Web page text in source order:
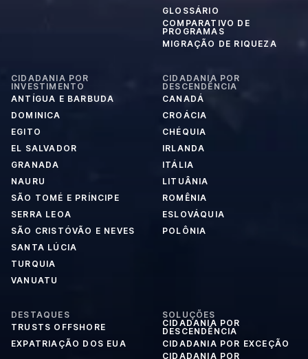
GLOSSÁRIO
COMPARATIVO DE
PROGRAMAS
MIGRAÇÃO DE RIQUEZA
CIDADANIA POR
INVESTIMENTO
ANTÍGUA E BARBUDA
DOMINICA
EGITO
EL SALVADOR
GRANADA
NAURU
SÃO TOMÉ E PRÍNCIPE
SERRA LEOA
SÃO CRISTÓVÃO E NEVES
SANTA LÚCIA
TURQUIA
VANUATU
CIDADANIA POR
DESCENDÊNCIA
CANADÁ
CROÁCIA
CHÉQUIA
IRLANDA
ITÁLIA
LITUÂNIA
ROMÊNIA
ESLOVÁQUIA
POLÔNIA
DESTAQUES
TRUSTS OFFSHORE
EXPATRIAÇÃO DOS EUA
SOLUÇÕES
CIDADANIA POR
DESCENDÊNCIA
CIDADANIA POR EXCEÇÃO
CIDADANIA POR